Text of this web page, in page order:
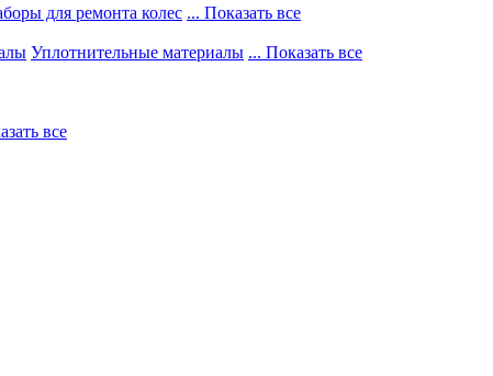
для ремонта колес ... Показать все
Уплотнительные материалы ... Показать все
все